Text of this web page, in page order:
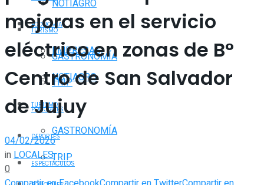
NOTIAGRO
TURISMO
GASTRONOMÍA
TRIP
POLICIALES
DEPORTES
ESPECTÁCULOS
ECONOMÍA
EMPRESAS
NOTIAGRO
TURISMO
GASTRONOMÍA
TRIP
mejoras en el servicio
eléctrico en zonas de B°
Centro de San Salvador
de Jujuy
04/02/2026
inLOCALES
0